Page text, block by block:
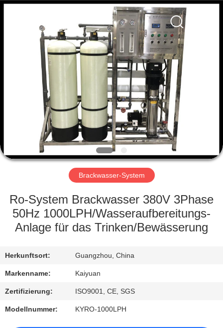
PRODUKTE
FABRIK-
QUALITÄTSKONTROLLE
SIE
MIT
UNS
IN
VERBINDUNG
Brackwasser-System
Ro-System Brackwasser 380V 3Phase
50Hz 1000LPH/Wasseraufbereitungs-
Anlage für das Trinken/Bewässerung
Herkunftsort: Guangzhou, China
Markenname: Kaiyuan
Zertifizierung: ISO9001, CE, SGS
Modellnummer: KYRO-1000LPH